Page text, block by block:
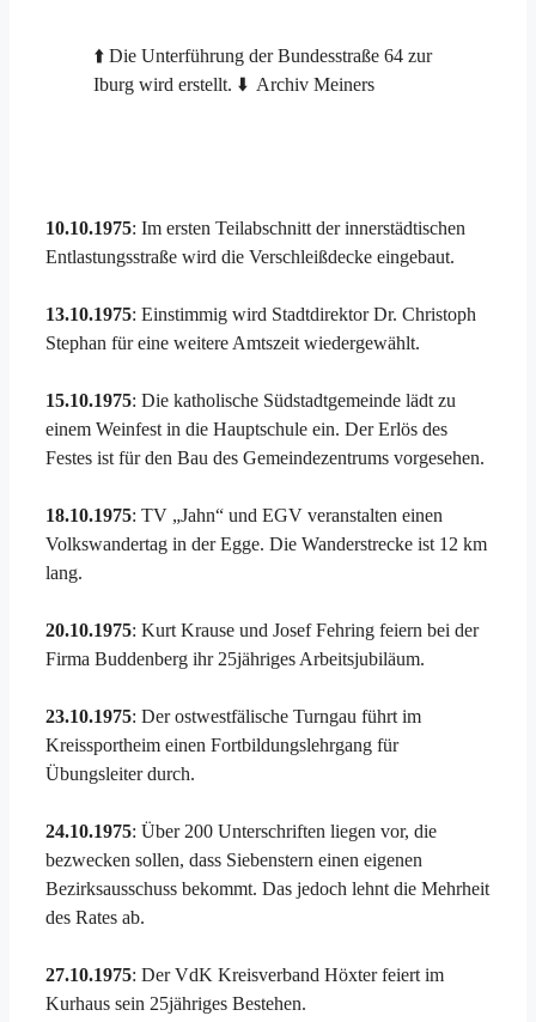
⬆️ Die Unterführung der Bundesstraße 64 zur
Iburg wird erstellt. ⬇️ Archiv Meiners
10.10.1975: Im ersten Teilabschnitt der innerstädtischen
Entlastungsstraße wird die Verschleißdecke eingebaut.
13.10.1975: Einstimmig wird Stadtdirektor Dr. Christoph
Stephan für eine weitere Amtszeit wiedergewählt.
15.10.1975: Die katholische Südstadtgemeinde lädt zu
einem Weinfest in die Hauptschule ein. Der Erlös des
Festes ist für den Bau des Gemeindezentrums vorgesehen.
18.10.1975: TV „Jahn“ und EGV veranstalten einen
Volkswandertag in der Egge. Die Wanderstrecke ist 12 km
lang.
20.10.1975: Kurt Krause und Josef Fehring feiern bei der
Firma Buddenberg ihr 25jähriges Arbeitsjubiläum.
23.10.1975: Der ostwestfälische Turngau führt im
Kreissportheim einen Fortbildungslehrgang für
Übungsleiter durch.
24.10.1975: Über 200 Unterschriften liegen vor, die
bezwecken sollen, dass Siebenstern einen eigenen
Bezirksausschuss bekommt. Das jedoch lehnt die Mehrheit
des Rates ab.
27.10.1975: Der VdK Kreisverband Höxter feiert im
Kurhaus sein 25jähriges Bestehen.